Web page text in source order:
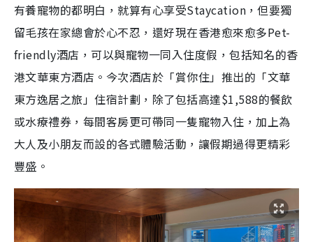
有養寵物的都明白，就算有心享受Staycation，但要獨
留毛孩在家總會於心不忍，還好現在香港愈來愈多Pet-
friendly酒店，可以與寵物一同入住度假，包括知名的香
港文華東方酒店。今次酒店於「賞你住」推出的「文華
東方逸居之旅」住宿計劃，除了包括高達$1,588的餐飲
或水療禮券，每間客房更可帶同一隻寵物入住，加上為
大人及小朋友而設的各式體驗活動，讓假期過得更精彩
豐盛。